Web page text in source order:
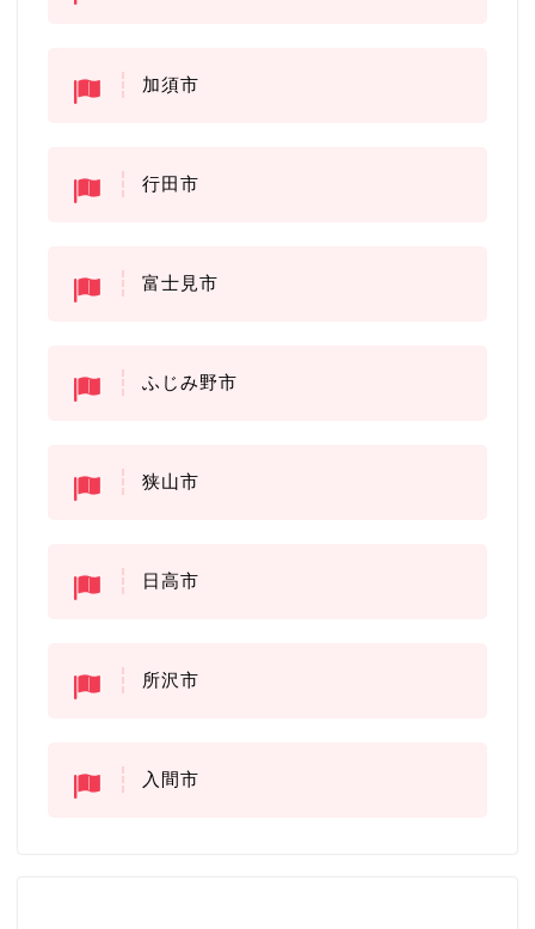
加須市
行田市
富士見市
ふじみ野市
狭山市
日高市
所沢市
入間市